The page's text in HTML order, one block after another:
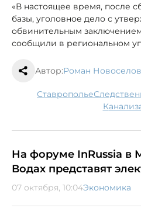
«В настоящее время, после
базы, уголовное дело с
обвинительным
сообщили в региональном
Автор:Роман Новоселов
Ставрополье
На форуме InRussia в
Водах представят
07 октября, 10:04Экономика